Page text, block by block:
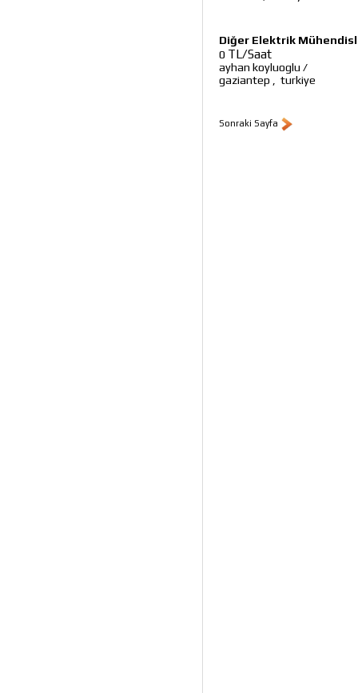
Diğer Elektrik
0 TL/Saat
ayhan koyluoglu /
gaziantep
turkiye
Sonraki Sayfa